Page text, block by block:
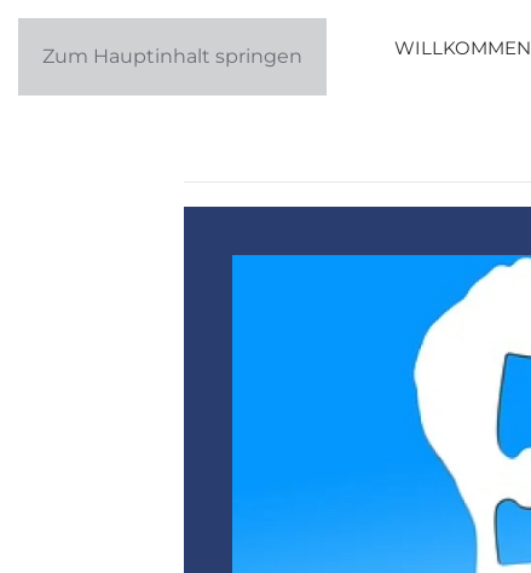
Zum Hauptinhalt springen WILLKOMMEN